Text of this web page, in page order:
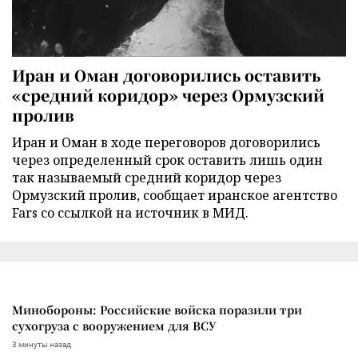
Иран и Оман договорились оставить
«средний коридор» через Ормузский
пролив
Иран и Оман в ходе переговоров договорились
через определенный срок оставить лишь один
так называемый средний коридор через
Ормузский пролив, сообщает иранское агентство
Fars со ссылкой на источник в МИД.
Минобороны: Российские войска поразили три
сухогруза с вооружением для ВСУ
3 минуты назад